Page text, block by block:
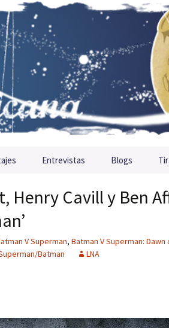
Entrevistas Blogs
Henry Cavill y Ben
V Superman, Batman V Superman:
Batman LNA